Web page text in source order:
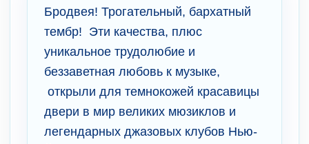
Бродвея! Трогательный, бархатный
тембр! Эти качества, плюс
уникальное трудолюбие и
беззаветная любовь к музыке,
открыли для темнокожей красавицы
двери в мир великих мюзиклов и
легендарных джазовых клубов Нью-